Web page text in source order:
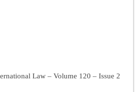
Law – Volume 120 – Issue 2